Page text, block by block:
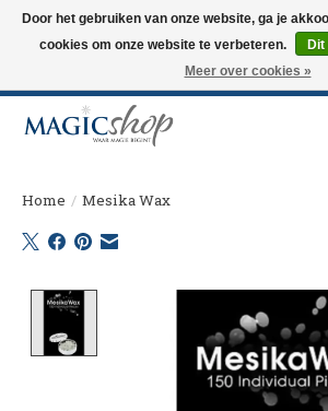
Altijd de nieuwste trucs op voorraad. Snelle
Langskomen in onze winkel? Bel of mail om een
Home / Mesika Wax
Product image slideshow
Door het gebruiken van onze website, ga je
cookies om onze website te verbeteren.
Meer over cookies »